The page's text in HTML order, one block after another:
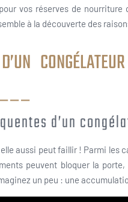
vos réserves de
à la découverte des
d’un
aussi peut faillir ! Parmi les
peuvent bloquer la
un peu : une